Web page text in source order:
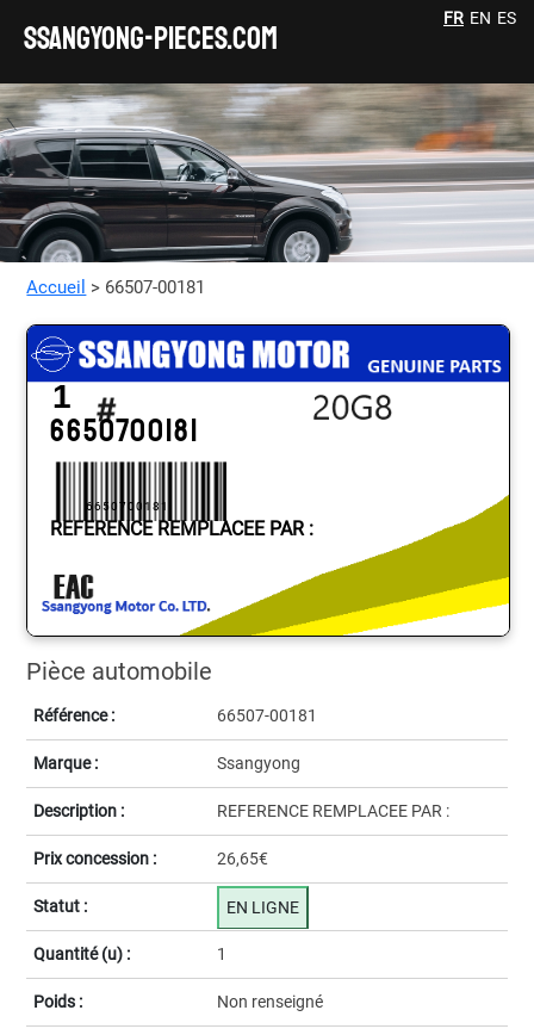
SSANGYONG-pieces.com
FR EN ES
Accueil > 66507-00181
Pièce automobile
Référence : 66507-00181
Marque : Ssangyong
Description : REFERENCE REMPLACEE PAR :
Prix concession : 26,65€
Statut : EN LIGNE
Quantité (u) : 1
Poids : Non renseigné
1
6650700181
6650700181
REFERENCE REMPLACEE PAR :